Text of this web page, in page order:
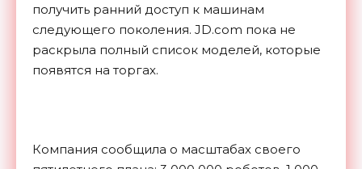
получить ранний доступ к машинам
следующего поколения. JD.com пока не
раскрыла полный список моделей, которые
появятся на торгах.
Компания сообщила о масштабах своего